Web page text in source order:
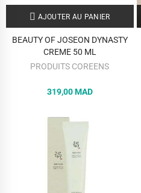
AJOUTER AU PANIER
BEAUTY OF JOSEON DYNASTY
CREME 50 ML
PRODUITS COREENS
319,00 MAD